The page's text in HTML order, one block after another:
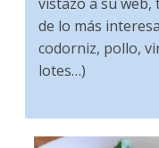
de lo más
codorniz, pollo,
lotes…)